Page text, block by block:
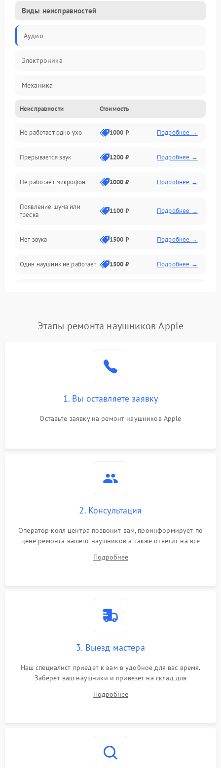
Виды неисправностей
Аудио
Электроника
Механика
Электропитание
Связь
Механические повреждения
Неисправности Стоимость
Не работает одно ухо 1000 ₽ Подробнее →
Прерывается звук 1200 ₽ Подробнее →
Не работает микрофон 1000 ₽ Подробнее →
Появление шума или
треска
1100 ₽ Подробнее →
Нет звука 1500 ₽ Подробнее →
Один наушник не работает 1500 ₽ Подробнее →
Этапы ремонта наушников Apple
1. Вы оставляете заявку
Оставьте заявку на ремонт наушников Apple
2. Консультация
Оператор колл центра позвонит вам, проинформирует по
цене ремонта вашего наушников а также ответит на все
Подробнее
3. Выезд мастера
Наш специалист приедет к вам в удобное для вас время.
Заберет ваш наушники и привезет на склад для
Подробнее